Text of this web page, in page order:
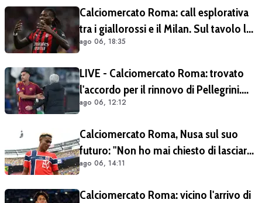
Calciomercato Roma: call esplorativa
tra i giallorossi e il Milan. Sul tavolo le
situazioni di Leao e Soulé
ago 06, 18:35
LIVE - Calciomercato Roma: trovato
l'accordo per il rinnovo di Pellegrini.
Prolungamento di un solo anno
ago 06, 12:12
Calciomercato Roma, Nusa sul suo
futuro: "Non ho mai chiesto di lasciare
il Lipsia". Giallorossi ancora al lavoro
ago 06, 14:11
Calciomercato Roma: vicino l'arrivo di